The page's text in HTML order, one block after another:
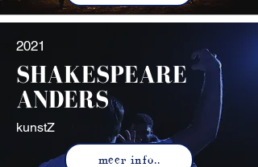
2021
SHAKESPEARE
ANDERS
kunstZ
meer info..